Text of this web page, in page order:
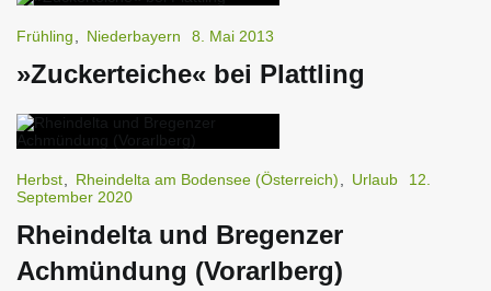
Frühling Niederbayern 8. Mai 2013
»Zuckerteiche« bei Plattling
Herbst Rheindelta am Bodensee (Österreich) Urlaub
12.
September 2020
Rheindelta und Bregenzer
Achmündung (Vorarlberg)